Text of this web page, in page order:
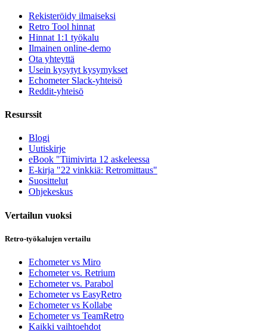
Rekisteröidy ilmaiseksi
Retro Tool hinnat
Hinnat 1:1 työkalu
Ilmainen online-demo
Ota yhteyttä
Usein kysytyt kysymykset
Echometer Slack-yhteisö
Reddit-yhteisö
Resurssit
Blogi
Uutiskirje
eBook "Tiimivirta 12 askeleessa
E-kirja "22 vinkkiä: Retromittaus"
Suosittelut
Ohjekeskus
Vertailun vuoksi
Retro-työkalujen vertailu
Echometer vs Miro
Echometer vs. Retrium
Echometer vs. Parabol
Echometer vs EasyRetro
Echometer vs Kollabe
Echometer vs TeamRetro
Kaikki vaihtoehdot